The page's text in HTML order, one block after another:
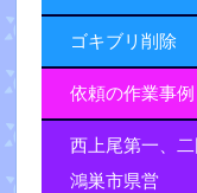
ゴキブリ削除
依頼の作業事
西上尾第一、
鴻巣市県営